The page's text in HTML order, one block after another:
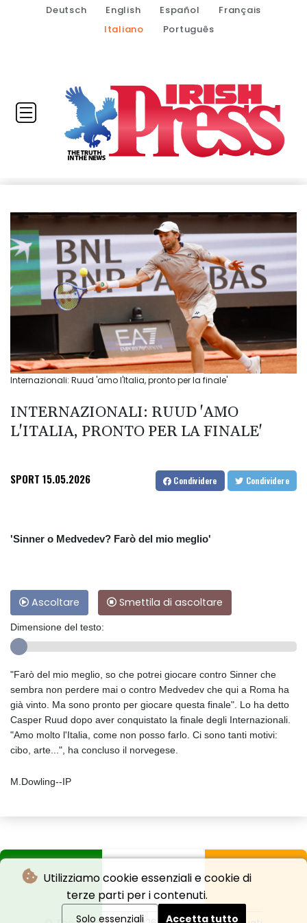
Utilizziamo cookie essenziali e cookie di
terze parti per i contenuti.
Solo essenziali Accetta tutto
Deutsch English Español
Français
Italiano
Português
Internazionali: Ruud 'amo l'Italia, pronto per la finale'
INTERNAZIONALI: RUUD 'AMO
L'ITALIA, PRONTO PER LA FINALE'
SPORT 15.05.2026 Condividere Condividere
'Sinner o Medvedev? Farò del mio meglio'
Ascoltare Smettila di ascoltare
Dimensione del testo:
"Farò del mio meglio, so che potrei giocare contro Sinner che
sembra non perdere mai o contro Medvedev che qui a Roma ha
già vinto. Ma sono pronto per giocare questa finale". Lo ha detto
Casper Ruud dopo aver conquistato la finale degli Internazionali.
"Amo molto l'Italia, come non posso farlo. Ci sono tanti motivi:
cibo, arte...", ha concluso il norvegese.
M.Dowling--IP